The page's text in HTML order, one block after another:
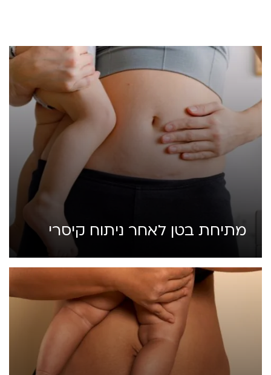
מתיחת בטן לאחר ניתוח קיסרי